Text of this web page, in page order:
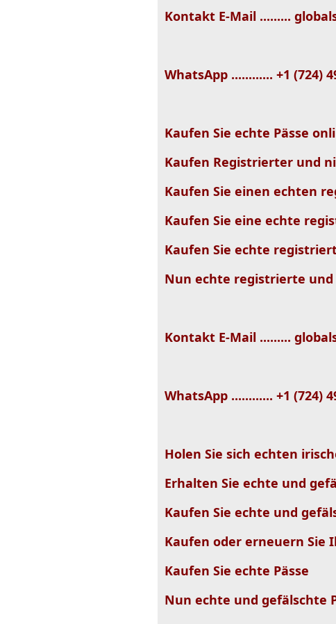
Kontakt E-Mail .........
WhatsApp ............ +1 (724)
Kaufen Sie echte Pässe
Kaufen Registrierter und
Kaufen Sie einen echten
Kaufen Sie eine echte
Kaufen Sie echte
Nun echte registrierte
Kontakt E-Mail .........
WhatsApp ............ +1 (724)
Holen Sie sich echten
Erhalten Sie echte und
Kaufen Sie echte und
Kaufen oder erneuern Sie
Kaufen Sie echte Pässe
Nun echte und gefälschte